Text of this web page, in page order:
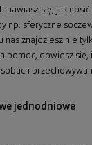
się, jak
np. sferyczne
nas znajdziesz nie
pomoc, dowiesz się,
jednodniowe